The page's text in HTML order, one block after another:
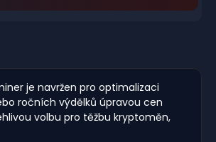
je navržen pro optimalizaci
ročních výdělků úpravou cen
volbu pro těžbu kryptoměn,